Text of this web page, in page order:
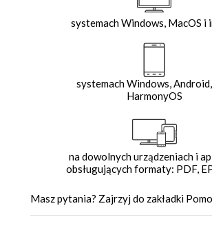
systemach Windows, MacOS i
systemach Windows,
HarmonyOS
na dowolnych urządzeniach i
obsługujących formaty: PDF,
Masz pytania? Zajrzyj do zakładki